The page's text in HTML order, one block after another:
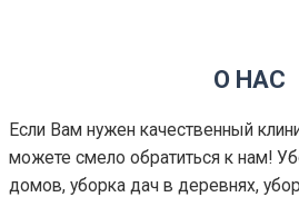
О НАС
Если Вам нужен качественный
можете смело обратиться к нам!
домов, уборка дач в деревнях,